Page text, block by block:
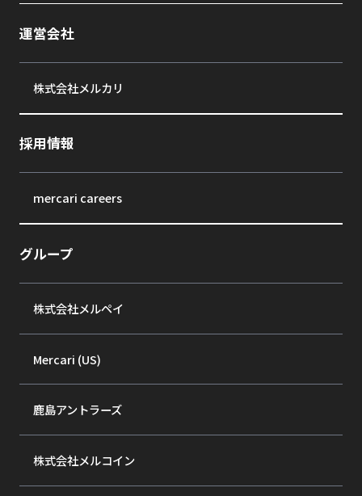
運営会社
株式会社メルカリ
採用情報
mercari careers
グループ
株式会社メルペイ
Mercari (US)
鹿島アントラーズ
株式会社メルコイン